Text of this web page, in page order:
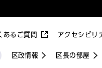
区政情報 区長の部屋
あるご質問 アクセシビリ